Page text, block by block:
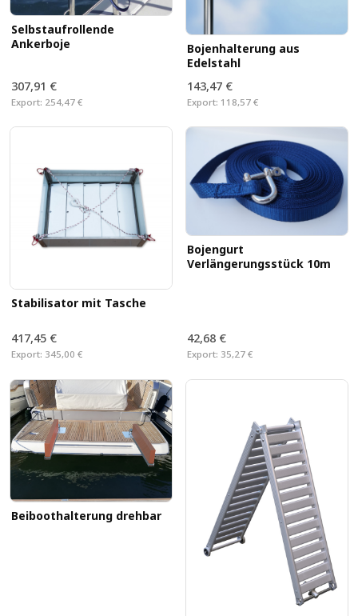
Selbstaufrollende
Ankerboje
307,91 €
Export: 254,47 €
Bojenhalterung aus
Edelstahl
143,47 €
Export: 118,57 €
Stabilisator mit Tasche
417,45 €
Export: 345,00 €
Bojengurt
Verlängerungsstück 10m
42,68 €
Export: 35,27 €
Beiboothalterung drehbar